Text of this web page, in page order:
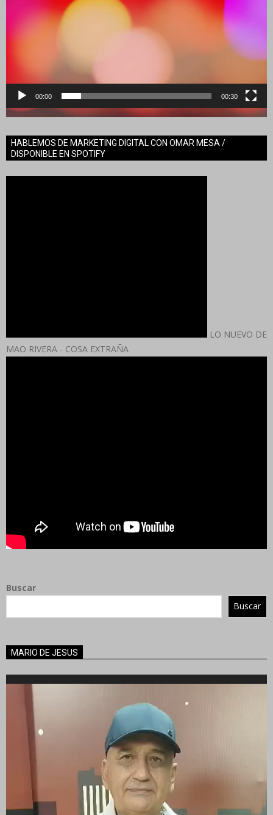
00:00 00:30
HABLEMOS DE MARKETING DIGITAL CON OMAR MESA /
DISPONIBLE EN SPOTIFY
LO NUEVO DE
MAO RIVERA - COSA EXTRAÑA
Buscar
Buscar
MARIO DE JESUS